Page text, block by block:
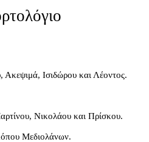
Ισιδώρου και Λέοντος.
Νικολάου και Πρίσκου.
Μεδιολάνων.